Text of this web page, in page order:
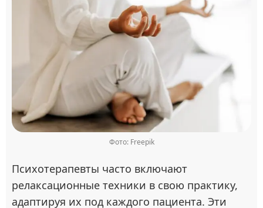
Фото: Freepik
Психотерапевты часто включают
релаксационные техники в свою практику,
адаптируя их под каждого пациента. Эти